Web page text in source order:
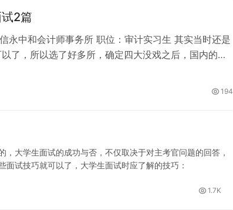
2篇
永中和会计师事务所 职位：审计实习生 其实当时还是
了，所以选了好多所，确定四大没戏之后，国内的几
194
大学生面试的成功与否，不仅取决于对主考官问题的回答，
试技巧就可以了，大学生面试时应了解的技巧：
1.7K